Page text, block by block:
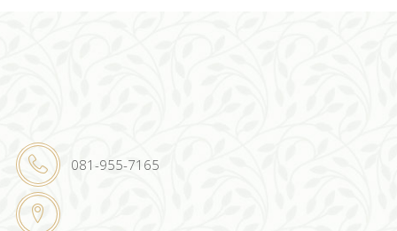
081-955-7165